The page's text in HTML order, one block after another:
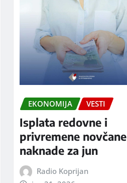
EKONOMIJA VESTI
Isplata redovne i
privremene novčane
naknade za jun
Radio Koprijan